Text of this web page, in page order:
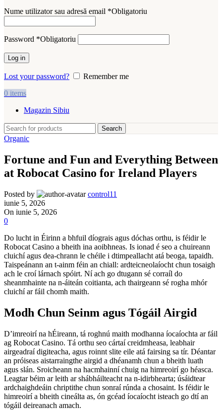
Nume utilizator sau adresă email *Obligatoriu
Password *Obligatoriu
Log in
Lost your password?
Remember me
0 items
Magazin Sibiu
Search
Organic
Fortune and Fun and Everything Between
at Robocat Casino for Ireland Players
Posted by
control11
iunie 5, 2026
On iunie 5, 2026
0
Do lucht in Éirinn a bhfuil díograis agus dóchas orthu, is féidir le
Robocat Casino a bheith ina aoibhneas. Is ionad é seo a chuireann
cluichí agus dea-chrann le chéile i dtimpeallacht atá beoga, tapaidh.
Taispeánann an t-ainm féin an chiall: ardteicneolaíocht chun tosaigh
ach le croí lárnach spóirt. Ní ach go dtugann sé corraíl do
sheanmhainte na n-áiteán coitianta, ach thairgeann sé rogha mhór
cluichí ar fáil chomh maith.
Modh Chun Seinm agus Tógáil Airgid
D’imreoirí na hÉireann, tá roghnú maith modhanna íocaíochta ar fáil
ag Robocat Casino. Tá orthu seo cártaí creidmheasa, leabhair
airgeadraí digiteacha, agus roinnt slite eile atá fairsing sa tír. Déantar
an próiseas aistarraingthe airgid a dhéanamh chun a bheith luath
agus slán. Sroicheann na hacmhainní chuig na himreoirí go héasca.
Leagtar béim ar leith ar shábháilteacht na n-idirbhearta; úsáidtear
ardchaighdeáin chriptithe chun sonraí rúnda a chosaint. Is féidir le
himreoirí a bheith cineálta as, ón gcéad íocaíocht isteach go dtí an
tógáil deireanach amach.